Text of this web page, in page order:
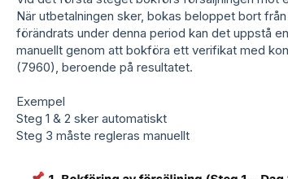
När utbetalningen sker, bokas beloppet bort
förändrats under denna period kan det uppstå
manuellt genom att bokföra ett verifikat med
(7960), beroende på resultatet.
Exempel
Steg 1 & 2 sker automatiskt
Steg 3 måste regleras manuellt